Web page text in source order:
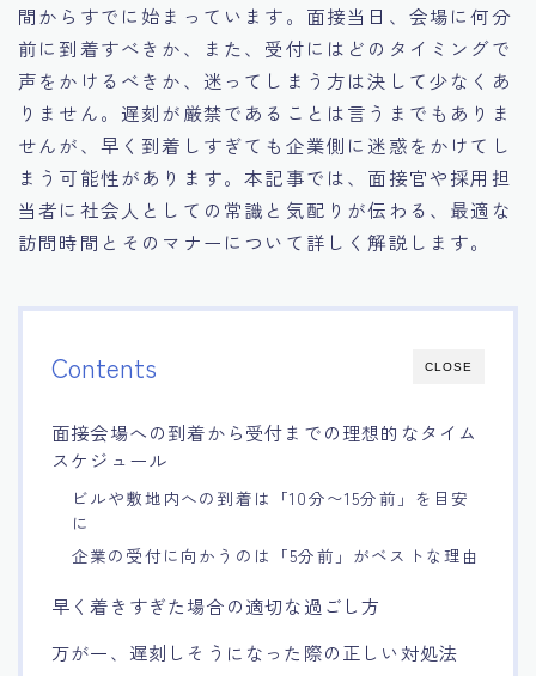
14.キャリアアップのための面接戦略
15.職場適応力をアピールする方法
16.エージェントと良好な関係を築く方法
17.面接でブランクを効果的に伝える方法
間からすでに始まっています。面接当日、会場に何分
前に到着すべきか、また、受付にはどのタイミングで
声をかけるべきか、迷ってしまう方は決して少なくあ
りません。遅刻が厳禁であることは言うまでもありま
せんが、早く到着しすぎても企業側に迷惑をかけてし
まう可能性があります。本記事では、面接官や採用担
当者に社会人としての常識と気配りが伝わる、最適な
訪問時間とそのマナーについて詳しく解説します。
CLOSE
Contents
面接会場への到着から受付までの理想的なタイム
スケジュール
ビルや敷地内への到着は「10分〜15分前」を目安
に
企業の受付に向かうのは「5分前」がベストな理由
早く着きすぎた場合の適切な過ごし方
万が一、遅刻しそうになった際の正しい対処法